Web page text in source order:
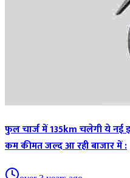
फुल चार्ज में 135km चलेगी ये नई
कम कीमत जल्द आ रही बाजार में :